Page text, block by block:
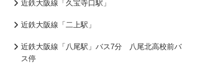
近鉄大阪線「久宝寺口駅」
近鉄大阪線「二上駅」
近鉄大阪線「八尾駅」バス7分 八尾北高校前バ
ス停